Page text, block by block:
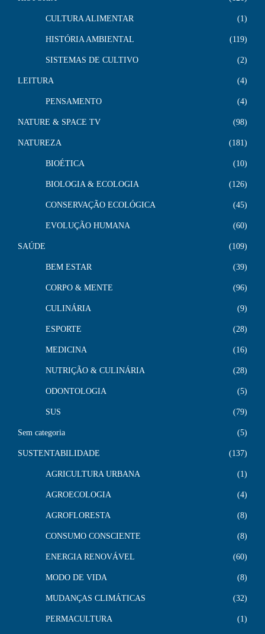
CULTURA ALIMENTAR 1
HISTÓRIA AMBIENTAL 119
SISTEMAS DE CULTIVO 2
LEITURA 4
PENSAMENTO 4
NATURE & SPACE TV 98
NATUREZA 181
BIOÉTICA 10
BIOLOGIA & ECOLOGIA 126
CONSERVAÇÃO ECOLÓGICA 45
EVOLUÇÃO HUMANA 60
SAÚDE 109
BEM ESTAR 39
CORPO & MENTE 96
CULINÁRIA 9
ESPORTE 28
MEDICINA 16
NUTRIÇÃO & CULINÁRIA 28
ODONTOLOGIA 5
SUS 79
Sem categoria 5
SUSTENTABILIDADE 137
AGRICULTURA URBANA 1
AGROECOLOGIA 4
AGROFLORESTA 8
CONSUMO CONSCIENTE 8
ENERGIA RENOVÁVEL 60
MODO DE VIDA 8
MUDANÇAS CLIMÁTICAS 32
PERMACULTURA 1